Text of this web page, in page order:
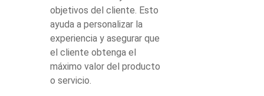
objetivos del cliente. Esto
ayuda a personalizar la
experiencia y asegurar que
el cliente obtenga el
máximo valor del producto
o servicio.